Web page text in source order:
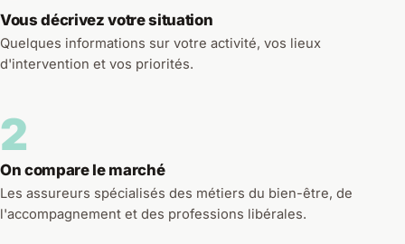
Vous décrivez votre situation
Quelques informations sur votre activité, vos lieux
d'intervention et vos priorités.
2
On compare le marché
Les assureurs spécialisés des métiers du bien-être, de
l'accompagnement et des professions libérales.